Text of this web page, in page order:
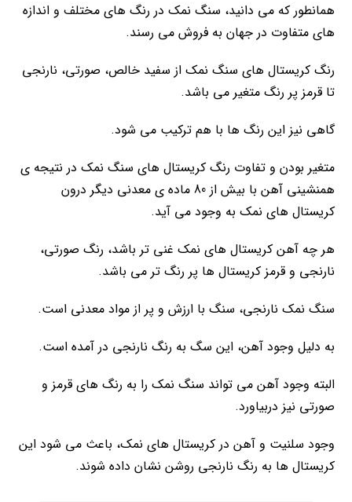
همانطور که می دانید، سنگ نمک در رنگ های مختلف و اندازه
های متفاوت در جهان به فروش می رسند.
رنگ کریستال های سنگ نمک از سفید خالص، صورتی، نارنجی
تا قرمز پر رنگ متغیر می باشد.
گاهی نیز این رنگ ها با هم ترکیب می شود.
متغیر بودن و تفاوت رنگ کریستال های سنگ نمک در نتیجه ی
همنشینی آهن با بیش از 80 ماده ی معدنی دیگر درون
کریستال های نمک به وجود می آید.
هر چه آهن کریستال های نمک غنی تر باشد، رنگ صورتی،
نارنجی و قرمز کریستال ها پر رنگ تر می باشد.
سنگ نمک نارنجی، سنگ با ارزش و پر از مواد معدنی است.
به دلیل وجود آهن، این سگ به رنگ نارنجی در آمده است.
البته وجود آهن می تواند سنگ نمک را به رنگ های قرمز و
صورتی نیز دربیاورد.
وجود سلنیت و آهن در کریستال های نمک، باعث می شود این
کریستال ها به رنگ نارنجی روشن نشان داده شوند.